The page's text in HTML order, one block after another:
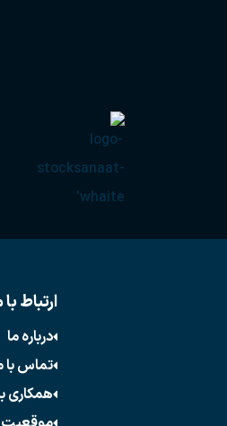
ارتباط با
درباره ما
تماس با
همکاری